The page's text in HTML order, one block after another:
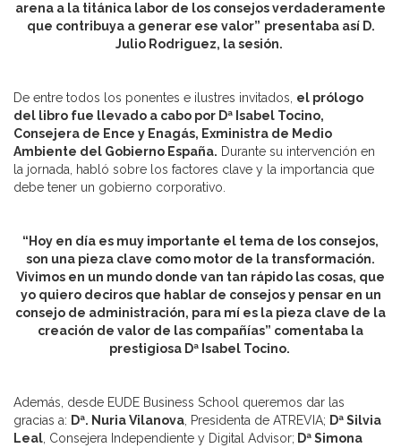
arena a la titánica labor de los consejos verdaderamente
que contribuya a generar ese valor” presentaba así D.
Julio Rodriguez, la sesión.
De entre todos los ponentes e ilustres invitados, el prólogo
del libro fue llevado a cabo por Dª Isabel Tocino,
Consejera de Ence y Enagás, Exministra de Medio
Ambiente del Gobierno España. Durante su intervención en
la jornada, habló sobre los factores clave y la importancia que
debe tener un gobierno corporativo.
“Hoy en día es muy importante el tema de los consejos,
son una pieza clave como motor de la transformación.
Vivimos en un mundo donde van tan rápido las cosas, que
yo quiero deciros que hablar de consejos y pensar en un
consejo de administración, para mí es la pieza clave de la
creación de valor de las compañías” comentaba la
prestigiosa Dª Isabel Tocino.
Además, desde EUDE Business School queremos dar las
gracias a: Dª. Nuria Vilanova , Presidenta de ATREVIA; Dª Silvia
Leal , Consejera Independiente y Digital Advisor; Dª Simona